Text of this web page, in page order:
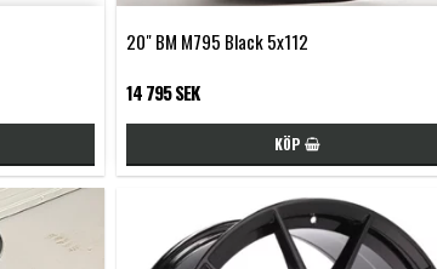
20" BM M795 Black 5x112
14 795 SEK
KÖP